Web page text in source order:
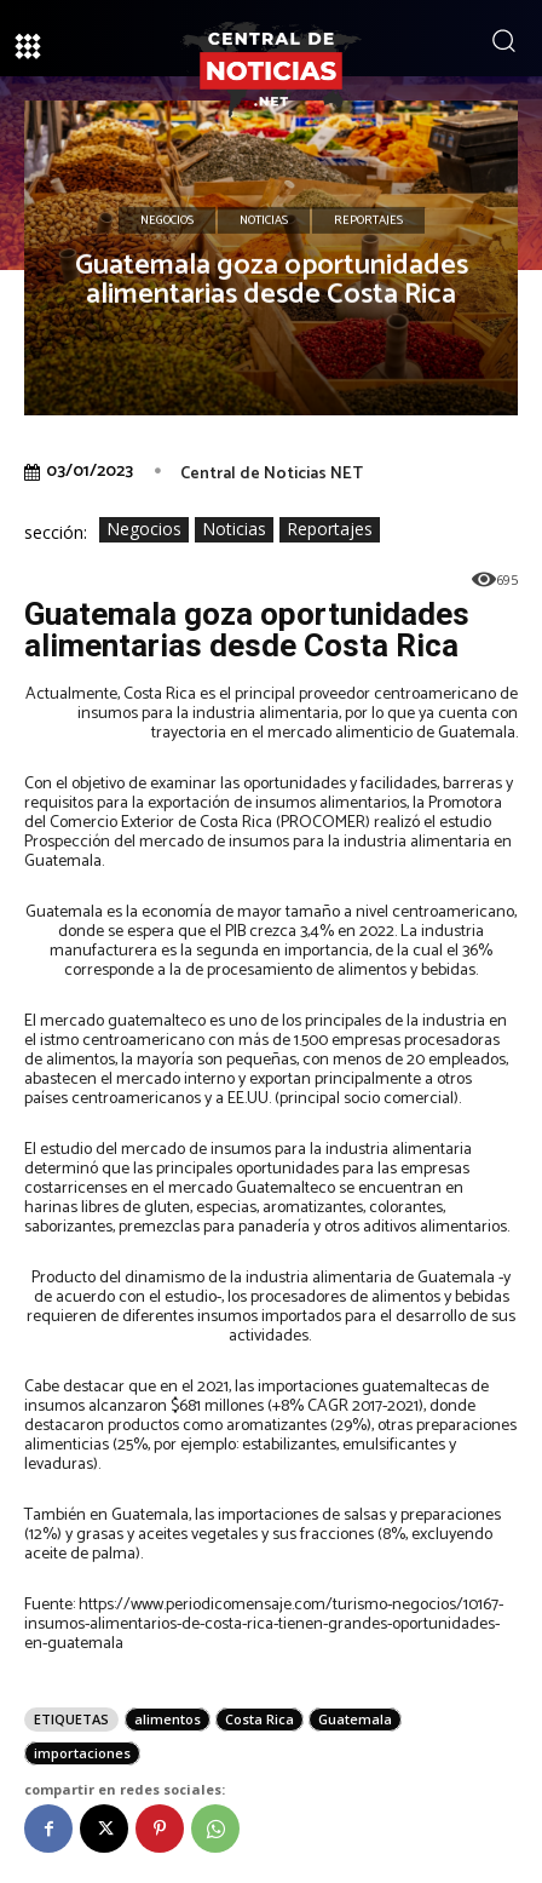
NEGOCIOS NOTICIAS REPORTAJES
Guatemala goza oportunidades
alimentarias desde Costa Rica
03/01/2023 Central de Noticias NET
sección: Negocios Noticias Reportajes
695
Guatemala goza oportunidades
alimentarias desde Costa Rica
Actualmente, Costa Rica es el principal proveedor centroamericano de
insumos para la industria alimentaria, por lo que ya cuenta con
trayectoria en el mercado alimenticio de Guatemala.
Con el objetivo de examinar las oportunidades y facilidades, barreras y
requisitos para la exportación de insumos alimentarios, la Promotora
del Comercio Exterior de Costa Rica (PROCOMER) realizó el estudio
Prospección del mercado de insumos para la industria alimentaria en
Guatemala.
Guatemala es la economía de mayor tamaño a nivel centroamericano,
donde se espera que el PIB crezca 3,4% en 2022. La industria
manufacturera es la segunda en importancia, de la cual el 36%
corresponde a la de procesamiento de alimentos y bebidas.
El mercado guatemalteco es uno de los principales de la industria en
el istmo centroamericano con más de 1.500 empresas procesadoras
de alimentos, la mayoría son pequeñas, con menos de 20 empleados,
abastecen el mercado interno y exportan principalmente a otros
países centroamericanos y a EE.UU. (principal socio comercial).
El estudio del mercado de insumos para la industria alimentaria
determinó que las principales oportunidades para las empresas
costarricenses en el mercado Guatemalteco se encuentran en
harinas libres de gluten, especias, aromatizantes, colorantes,
saborizantes, premezclas para panadería y otros aditivos alimentarios.
Producto del dinamismo de la industria alimentaria de Guatemala -y
de acuerdo con el estudio-, los procesadores de alimentos y bebidas
requieren de diferentes insumos importados para el desarrollo de sus
actividades.
Cabe destacar que en el 2021, las importaciones guatemaltecas de
insumos alcanzaron $681 millones (+8% CAGR 2017-2021), donde
destacaron productos como aromatizantes (29%), otras preparaciones
alimenticias (25%, por ejemplo: estabilizantes, emulsificantes y
levaduras).
También en Guatemala, las importaciones de salsas y preparaciones
(12%) y grasas y aceites vegetales y sus fracciones (8%, excluyendo
aceite de palma).
Fuente: https://www.periodicomensaje.com/turismo-negocios/10167-
insumos-alimentarios-de-costa-rica-tienen-grandes-oportunidades-
en-guatemala
ETIQUETAS alimentos Costa Rica
Guatemala
importaciones
compartir en redes sociales: